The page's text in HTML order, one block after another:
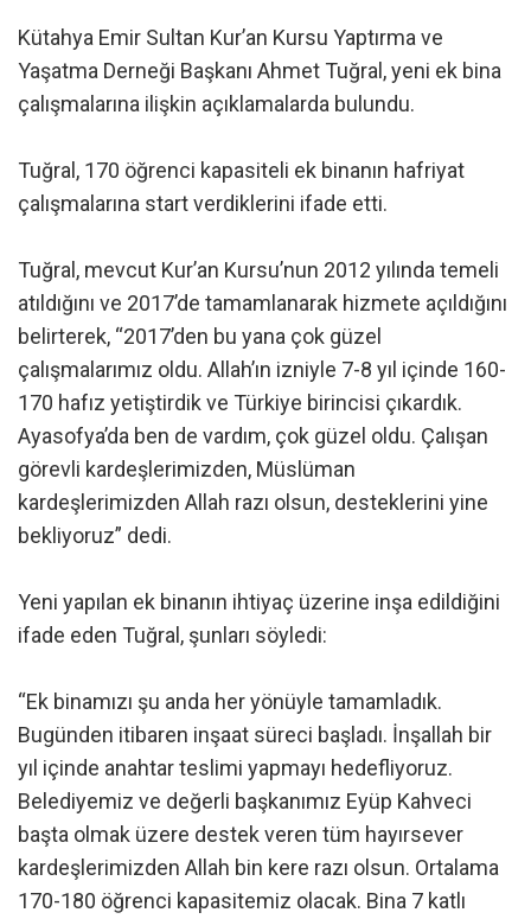
Kütahya Emir Sultan Kur’an Kursu Yaptırma ve
Yaşatma Derneği Başkanı Ahmet Tuğral, yeni ek bina
çalışmalarına ilişkin açıklamalarda bulundu.
Tuğral, 170 öğrenci kapasiteli ek binanın hafriyat
çalışmalarına start verdiklerini ifade etti.
Tuğral, mevcut Kur’an Kursu’nun 2012 yılında temeli
atıldığını ve 2017’de tamamlanarak hizmete açıldığını
belirterek, “2017’den bu yana çok güzel
çalışmalarımız oldu. Allah’ın izniyle 7-8 yıl içinde 160-
170 hafız yetiştirdik ve Türkiye birincisi çıkardık.
Ayasofya’da ben de vardım, çok güzel oldu. Çalışan
görevli kardeşlerimizden, Müslüman
kardeşlerimizden Allah razı olsun, desteklerini yine
bekliyoruz” dedi.
Yeni yapılan ek binanın ihtiyaç üzerine inşa edildiğini
ifade eden Tuğral, şunları söyledi:
“Ek binamızı şu anda her yönüyle tamamladık.
Bugünden itibaren inşaat süreci başladı. İnşallah bir
yıl içinde anahtar teslimi yapmayı hedefliyoruz.
Belediyemiz ve değerli başkanımız Eyüp Kahveci
başta olmak üzere destek veren tüm hayırsever
kardeşlerimizden Allah bin kere razı olsun. Ortalama
170-180 öğrenci kapasitemiz olacak. Bina 7 katlı